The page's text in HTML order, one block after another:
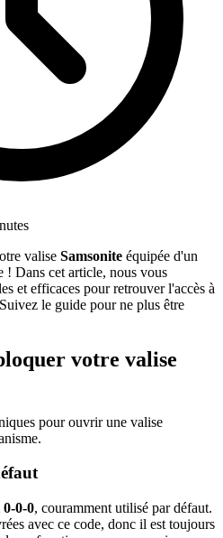
valise Samsonite équipée d'un
! Dans cet article, nous vous
et efficaces pour retrouver l'accès à
le guide pour ne plus être
votre valise
pour ouvrir une valise
0-0-0, couramment utilisé par défaut.
avec ce code, donc il est toujours